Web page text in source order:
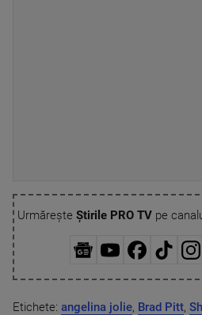
Urmărește Știrile PRO TVpe
Etichete: angelina jolie, Brad Pitt,